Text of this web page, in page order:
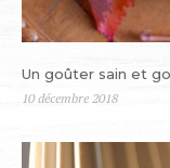
Un goûter sain et
Publié
10 décembre 2018